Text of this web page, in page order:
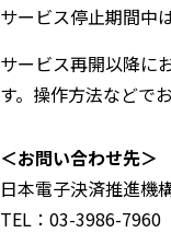
サービス停止期間中
サービス再開以降に
す。操作方法などで
＜お問い合わせ先＞
日本電子決済推進機
TEL：03-3986-7960